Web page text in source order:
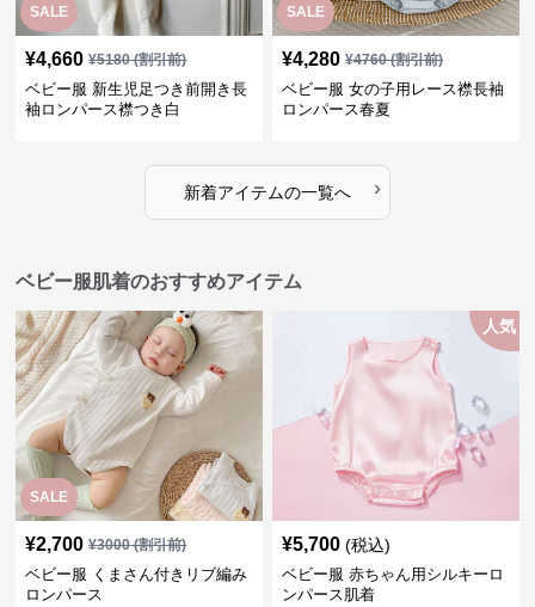
SALE
¥4,660 ¥5180(割引前)
ベビー服 新生児足つき前開き長
袖ロンパース襟つき白
SALE
¥4,280 ¥4760(割引前)
ベビー服 女の子用レース襟長袖
ロンパース春夏
新着アイテムの一覧へ ›
ベビー服肌着のおすすめアイテム
SALE
¥2,700 ¥3000(割引前)
ベビー服 くまさん付きリブ編み
ロンパース
人気
¥5,700 (税込)
ベビー服 赤ちゃん用シルキーロ
ンパース肌着